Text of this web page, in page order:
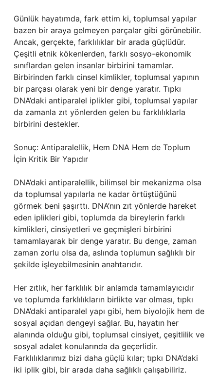
Günlük hayatımda, fark ettim ki, toplumsal yapılar
bazen bir araya gelmeyen parçalar gibi görünebilir.
Ancak, gerçekte, farklılıklar bir arada güçlüdür.
Çeşitli etnik kökenlerden, farklı sosyo-ekonomik
sınıflardan gelen insanlar birbirini tamamlar.
Birbirinden farklı cinsel kimlikler, toplumsal yapının
bir parçası olarak yeni bir denge yaratır. Tıpkı
DNA’daki antiparalel iplikler gibi, toplumsal yapılar
da zamanla zıt yönlerden gelen bu farklılıklarla
birbirini destekler.
Sonuç: Antiparalellik, Hem DNA Hem de Toplum
İçin Kritik Bir Yapıdır
DNA’daki antiparalellik, bilimsel bir mekanizma olsa
da toplumsal yapılarla ne kadar örtüştüğünü
görmek beni şaşırttı. DNA’nın zıt yönlerde hareket
eden iplikleri gibi, toplumda da bireylerin farklı
kimlikleri, cinsiyetleri ve geçmişleri birbirini
tamamlayarak bir denge yaratır. Bu denge, zaman
zaman zorlu olsa da, aslında toplumun sağlıklı bir
şekilde işleyebilmesinin anahtarıdır.
Her zıtlık, her farklılık bir anlamda tamamlayıcıdır
ve toplumda farklılıkların birlikte var olması, tıpkı
DNA’daki antiparalel yapı gibi, hem biyolojik hem de
sosyal açıdan dengeyi sağlar. Bu, hayatın her
alanında olduğu gibi, toplumsal cinsiyet, çeşitlilik ve
sosyal adalet konularında da geçerlidir.
Farklılıklarımız bizi daha güçlü kılar; tıpkı DNA’daki
iki iplik gibi, bir arada daha sağlıklı çalışabiliriz.